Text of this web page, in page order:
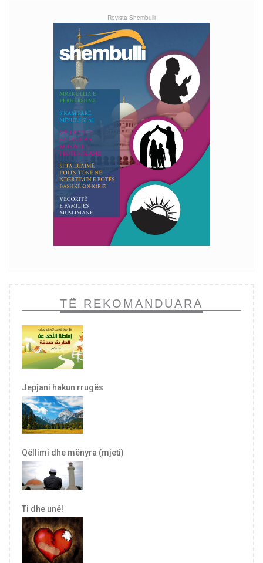
Revista Shembulli
TË REKOMANDUARA
Jepjani hakun rrugës
Qëllimi dhe mënyra (mjeti)
Ti dhe unë!